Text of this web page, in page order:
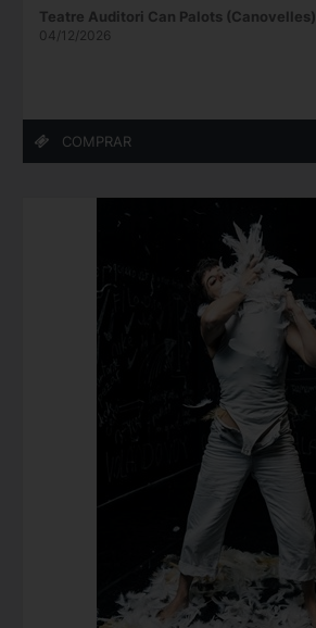
Teatre Auditori Can Palots (Canovelles)
04/12/2026